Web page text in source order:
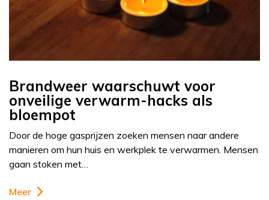
Brandweer waarschuwt voor
onveilige verwarm-hacks als
bloempot
Door de hoge gasprijzen zoeken mensen naar andere
manieren om hun huis en werkplek te verwarmen. Mensen
gaan stoken met…
Meer